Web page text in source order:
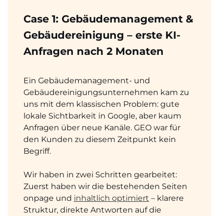
Case 1: Gebäudemanagement &
Gebäudereinigung – erste KI-
Anfragen nach 2 Monaten
Ein Gebäudemanagement- und
Gebäudereinigungsunternehmen kam zu
uns mit dem klassischen Problem: gute
lokale Sichtbarkeit in Google, aber kaum
Anfragen über neue Kanäle. GEO war für
den Kunden zu diesem Zeitpunkt kein
Begriff.
Wir haben in zwei Schritten gearbeitet:
Zuerst haben wir die bestehenden Seiten
onpage und inhaltlich optimiert – klarere
Struktur, direkte Antworten auf die